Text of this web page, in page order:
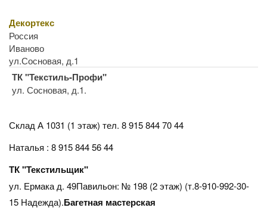
Декортекс
Россия
Иваново
ул.Сосновая, д.1
ТК "Текстиль-Профи"
ул. Сосновая, д.1.
Склад А 1031 (1 этаж) тел. 8 915 844 70 44
Наталья : 8 915 844 56 44
ТК "Текстильщик"
ул. Ермака д. 49Павильон: № 198 (2 этаж) (т.8-910-992-30-
15 Надежда).Багетная мастерская